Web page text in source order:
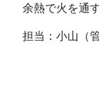
余熱で火を通す
担当：小山（